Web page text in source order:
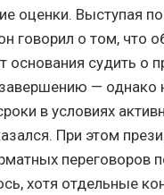
оценки. Выступая
говорил о том, что
основания судить о
— однако
в условиях
При этом
переговоров
хотя отдельные